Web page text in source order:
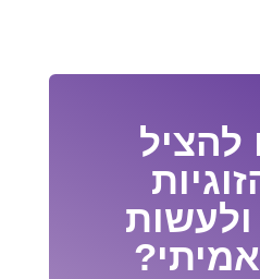
להציל
אמיתי?